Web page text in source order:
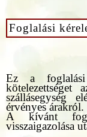
Foglalási
Ez a
kötelezettséget
szállásegység
érvényes árakról.
A kívánt
visszaigazolása